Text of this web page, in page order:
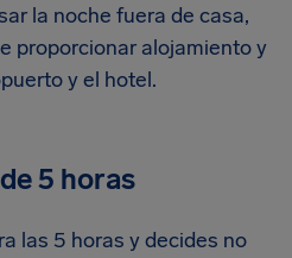
la noche fuera de casa,
proporcionar alojamiento y
y el hotel.
5 horas
las 5 horas y decides no